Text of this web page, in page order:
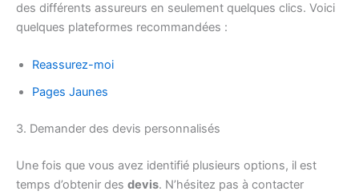
des différents assureurs en seulement quelques clics. Voici
quelques plateformes recommandées :
Reassurez-moi
Pages Jaunes
3. Demander des devis personnalisés
Une fois que vous avez identifié plusieurs options, il est
temps d’obtenir des devis. N’hésitez pas à contacter